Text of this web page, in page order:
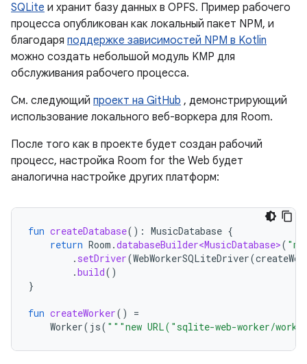
SQLite и хранит базу данных в OPFS. Пример рабочего
процесса опубликован как локальный пакет NPM, и
благодаря поддержке зависимостей NPM в Kotlin
можно создать небольшой модуль KMP для
обслуживания рабочего процесса.
См. следующий проект на GitHub , демонстрирующий
использование локального веб-воркера для Room.
После того как в проекте будет создан рабочий
процесс, настройка Room for the Web будет
аналогична настройке других платформ:
fun createDatabase(): MusicDatabase {
return Room .databaseBuilder<MusicDatabase>(
. setDriver(WebWorkerSQLiteDriver(
.build()
}
fun createWorker()
=
Worker( js( """new URL("sqlite-web-worker/